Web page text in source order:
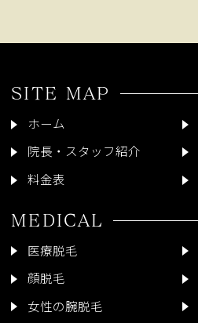
SITE MAP
ホーム
院長・スタッフ紹介
料金表
MEDICAL
医療脱毛
顔脱毛
女性の腕脱毛